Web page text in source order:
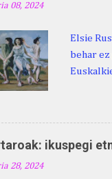
08, 2024
Elsie
behar
ditugu:
zarra da
Martina
Martina .
ikuspegi
28, 2024